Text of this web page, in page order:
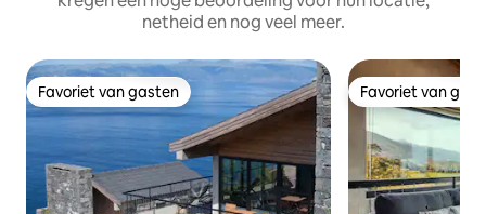
netheid en nog veel meer.
Favoriet van gasten
Favoriet van gasten Favoriet van
Favoriet van